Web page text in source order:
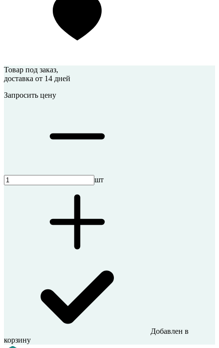
Товар под заказ,
доставка от 14 дней
Запросить цену
шт
Добавлен в
корзину